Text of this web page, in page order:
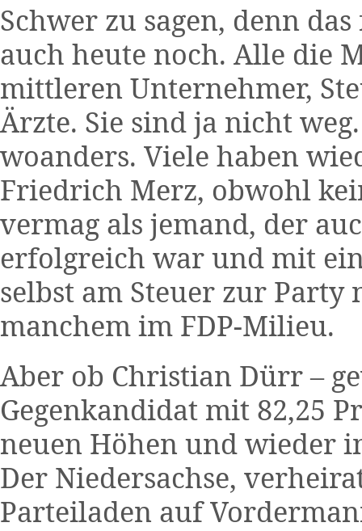
Schwer zu sagen, denn
auch heute noch. Alle die
mittleren Unternehmer,
Ärzte. Sie sind ja nicht
woanders. Viele haben
Friedrich Merz, obwohl
vermag als jemand, der
erfolgreich war und mit
selbst am Steuer zur Party
manchem im FDP-Milieu.
Aber ob Christian Dürr –
Gegenkandidat mit 82,25
neuen Höhen und wieder
Der Niedersachse,
Parteiladen auf